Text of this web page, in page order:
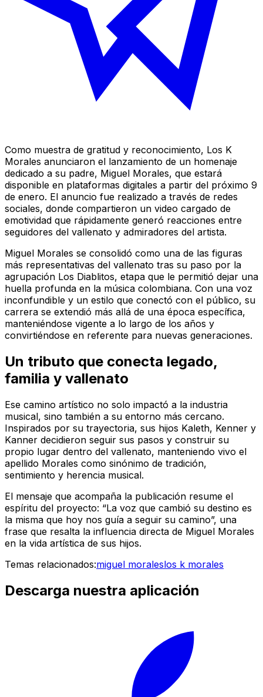
Como muestra de gratitud y reconocimiento, Los K
Morales anunciaron el lanzamiento de un homenaje
dedicado a su padre, Miguel Morales, que estará
disponible en plataformas digitales a partir del próximo 9
de enero. El anuncio fue realizado a través de redes
sociales, donde compartieron un video cargado de
emotividad que rápidamente generó reacciones entre
seguidores del vallenato y admiradores del artista.
Miguel Morales se consolidó como una de las figuras
más representativas del vallenato tras su paso por la
agrupación Los Diablitos, etapa que le permitió dejar una
huella profunda en la música colombiana. Con una voz
inconfundible y un estilo que conectó con el público, su
carrera se extendió más allá de una época específica,
manteniéndose vigente a lo largo de los años y
convirtiéndose en referente para nuevas generaciones.
Un tributo que conecta legado,
familia y vallenato
Ese camino artístico no solo impactó a la industria
musical, sino también a su entorno más cercano.
Inspirados por su trayectoria, sus hijos Kaleth, Kenner y
Kanner decidieron seguir sus pasos y construir su
propio lugar dentro del vallenato, manteniendo vivo el
apellido Morales como sinónimo de tradición,
sentimiento y herencia musical.
El mensaje que acompaña la publicación resume el
espíritu del proyecto: “La voz que cambió su destino es
la misma que hoy nos guía a seguir su camino”, una
frase que resalta la influencia directa de Miguel Morales
en la vida artística de sus hijos.
Temas relacionados:miguel moraleslos k morales
Descarga nuestra aplicación